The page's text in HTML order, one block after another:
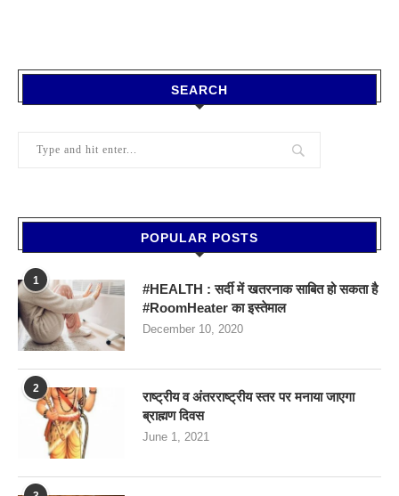
SEARCH
POPULAR POSTS
1
#HEALTH : सर्दी में खतरनाक साबित हो सकता है
#RoomHeater का इस्तेमाल
December 10, 2020
2
राष्ट्रीय व अंतरराष्ट्रीय स्तर पर मनाया जाएगा
ब्राह्मण दिवस
June 1, 2021